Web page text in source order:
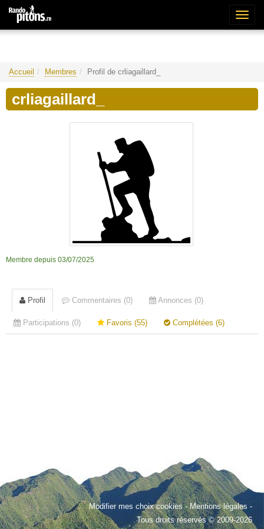
Accueil Membres Profil de crliagaillard_
crliagaillard_
Membre depuis 03/07/2025
Profil Commentaires (0) Annonces (0)
Participations (0) Favoris (55) Complétées (6)
Modifier mes choix cookies-Mentions légales -
Tous droits réservés © 2009-2026